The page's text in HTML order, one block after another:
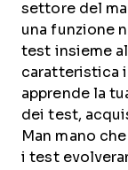
settore del
una funzione
test insieme
caratteristica
apprende la
dei test,
Man mano
i test